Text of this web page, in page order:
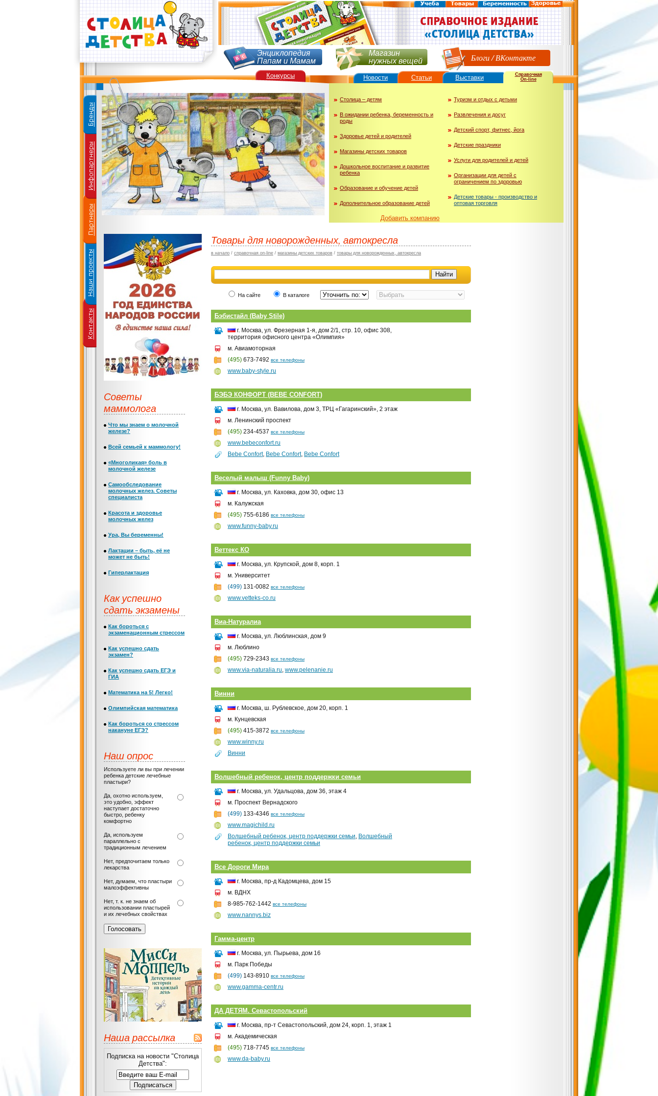
Энциклопедия
Папам и Мамам
Магазин
нужных вещей Блоги/ВКонтакте
Столица – детям
В ожидании ребенка, беременность и
роды
Здоровье детей и родителей
Магазины детских товаров
Дошкольное воспитание и развитие
ребенка
Образование и обучение детей
Дополнительное образование детей
Туризм и отдых с детьми
Развлечения и досуг
Детский спорт, фитнес, йога
Детские праздники
Услуги для родителей и детей
Организации для детей с
ограничением по здоровью
Детские товары - производство и
оптовая торговля
Добавить компанию
Справочная
On-line
Товары для новорожденных, автокресла
в начало / справочная on-line / магазины детских товаров / товары для новорожденных, автокресла
На сайте В каталоге
Бэбистайл (Baby Stile)
г. Москва, ул. Фрезерная 1-я, дом 2/1, стр. 10, офис 308,
территория офисного центра «Олимпия»
м. Авиамоторная
(495) 673-7492 все телефоны
www.baby-style.ru
БЭБЭ КОНФОРТ (BEBE CONFORT)
г. Москва, ул. Вавилова, дом 3, ТРЦ «Гагаринский», 2 этаж
м. Ленинский проспект
(495) 234-4537 все телефоны
www.bebeconfort.ru
Bebe Сonfort, Bebe Сonfort, Bebe Сonfort
Веселый малыш (Funny Baby)
г. Москва, ул. Каховка, дом 30, офис 13
м. Калужская
(495) 755-6186 все телефоны
www.funny-baby.ru
Веттекс КО
г. Москва, ул. Крупской, дом 8, корп. 1
м. Университет
(499) 131-0082 все телефоны
www.vetteks-co.ru
Виа-Натуралиа
г. Москва, ул. Люблинская, дом 9
м. Люблино
(495) 729-2343 все телефоны
www.via-naturalia.ru, www.pelenanie.ru
Винни
г. Москва, ш. Рублевское, дом 20, корп. 1
м. Кунцевская
(495) 415-3872 все телефоны
www.winny.ru
Винни
Волшебный ребенок, центр поддержки семьи
г. Москва, ул. Удальцова, дом 36, этаж 4
м. Проспект Вернадского
(499) 133-4346 все телефоны
www.magichild.ru
Волшебный ребенок, центр поддержки семьи, Волшебный
ребенок, центр поддержки семьи
Все Дороги Мира
г. Москва, пр-д Кадомцева, дом 15
м. ВДНХ
8-985-762-1442 все телефоны
www.nannys.biz
Гамма-центр
г. Москва, ул. Пырьева, дом 16
м. Парк Победы
(499) 143-8910 все телефоны
www.gamma-centr.ru
ДА ДЕТЯМ. Севастопольский
г. Москва, пр-т Севастопольский, дом 24, корп. 1, этаж 1
м. Академическая
(495) 718-7745 все телефоны
www.da-baby.ru
Советы
маммолога
Что мы знаем о молочной
железе?
Всей семьей к маммологу!
«Многоликая» боль в
молочной железе
Самообследование
молочных желез. Советы
специалиста
Красота и здоровье
молочных желез
Ура, Вы беременны!
Лактации – быть, её не
может не быть!
Гиперлактация
Как успешно
сдать экзамены
Как бороться с
экзаменационным стрессом
Как успешно сдать
экзамен?
Как успешно сдать ЕГЭ и
ГИА
Математика на 5! Легко!
Олимпийская математика
Как бороться со стрессом
накануне ЕГЭ?
Наш опрос
Используете ли вы при лечении
ребенка детские лечебные
пластыри?
Да, охотно используем,
это удобно, эффект
наступает достаточно
быстро, ребенку
комфортно
Да, используем
параллельно с
традиционным лечением
Нет, предпочитаем только
лекарства
Нет, думаем, что пластыри
малоэффективны
Нет, т. к. не знаем об
использовании пластырей
и их лечебных свойствах
Наша рассылка
Подписка на новости "Столица
Детства":
Конкурсы Новости Статьи Выставки